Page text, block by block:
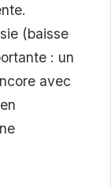
(baisse
: un
avec